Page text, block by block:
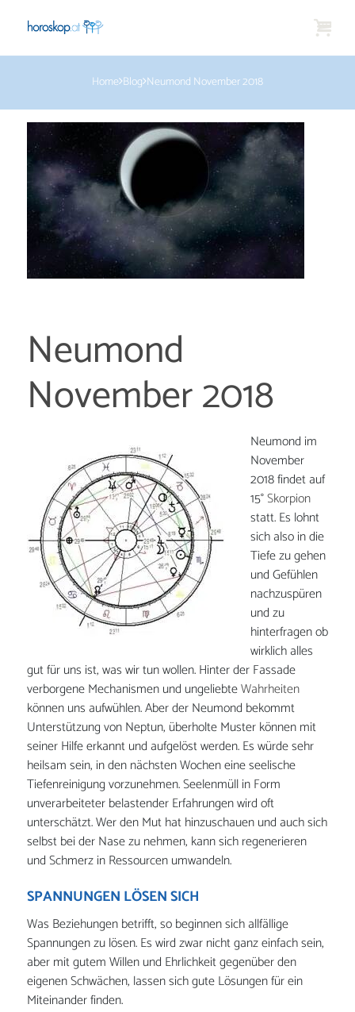
Home Blog Neumond November 2018
Neumond
November 2018
Neumond im
November
2018 findet auf
15°Skorpion
statt. Es lohnt
sich also in die
Tiefe zu gehen
und Gefühlen
nachzuspüren
und zu
hinterfragen ob
wirklich alles
gut für uns ist, was wir tun wollen. Hinter der Fassade
verborgene Mechanismen und ungeliebteWahrheiten
können uns aufwühlen. Aber der Neumond bekommt
Unterstützung von Neptun, überholte Muster können mit
seiner Hilfe erkannt und aufgelöst werden. Es würde sehr
heilsam sein, in den nächsten Wochen eine seelische
Tiefenreinigung vorzunehmen. Seelenmüll in Form
unverarbeiteter belastender Erfahrungen wird oft
unterschätzt. Wer den Mut hat hinzuschauen und auch sich
selbst bei der Nase zu nehmen, kann sich regenerieren
und Schmerz in Ressourcen umwandeln.
SPANNUNGEN LÖSEN SICH
Was Beziehungen betrifft, so beginnen sich allfällige
Spannungen zu lösen. Es wird zwar nicht ganz einfach sein,
aber mit gutem Willen und Ehrlichkeit gegenüber den
eigenen Schwächen, lassen sich gute Lösungen für ein
Miteinander finden.